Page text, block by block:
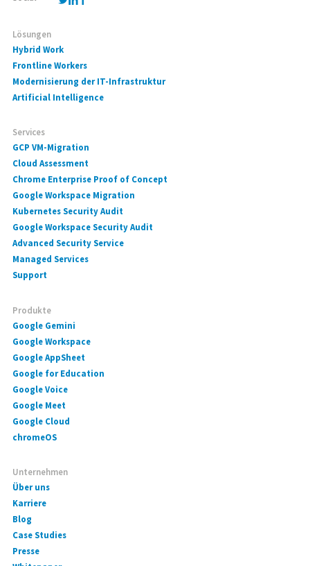
Lösungen
Hybrid Work
Frontline Workers
Modernisierung der IT-Infrastruktur
Artificial Intelligence
Services
GCP VM-Migration
Cloud Assessment
Chrome Enterprise Proof of Concept
Google Workspace Migration
Kubernetes Security Audit
Google Workspace Security Audit
Advanced Security Service
Managed Services
Support
Produkte
Google Gemini
Google Workspace
Google AppSheet
Google for Education
Google Voice
Google Meet
Google Cloud
chromeOS
Unternehmen
Über uns
Karriere
Blog
Case Studies
Presse